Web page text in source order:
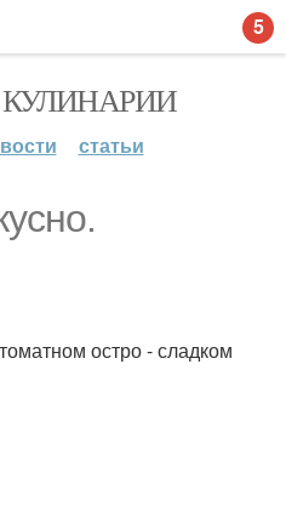
статьи
остро - сладком
5